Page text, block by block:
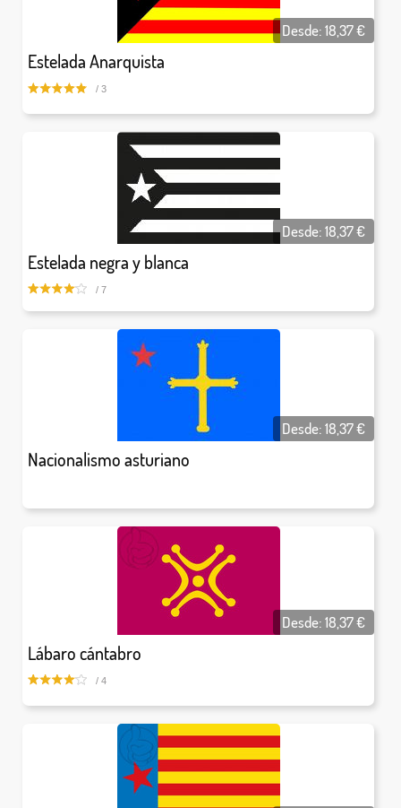
Estelada Anarquista
Desde:18,37€
/ 3
Estelada negra y blanca
Desde:18,37€
/ 7
Nacionalismo asturiano
Desde:18,37€
Lábaro cántabro
Desde:18,37€
/ 4